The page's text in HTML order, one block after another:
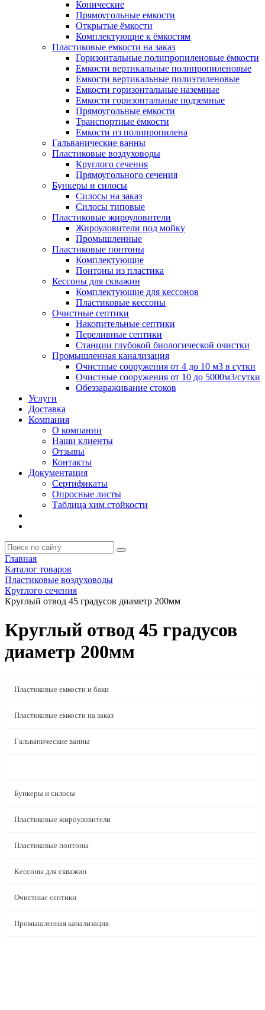
Конические
Прямоугольные емкости
Открытые ёмкости
Комплектующие к ёмкостям
Пластиковые емкости на заказ
Горизонтальные полипропиленовые ёмкости
Емкости вертикальные полипропиленовые
Емкости вертикальные полиэтиленовые
Емкости горизонтальные наземные
Емкости горизонтальные подземные
Прямоугольные емкости
Транспортные ёмкости
Емкости из полипропилена
Гальванические ванны
Пластиковые воздуховоды
Круглого сечения
Прямоугольного сечения
Бункеры и силосы
Силосы на заказ
Силосы типовые
Пластиковые жироуловители
Жироуловители под мойку
Промышленные
Пластиковые понтоны
Комплектующие
Понтоны из пластика
Кессоны для скважин
Комплектующие для кессонов
Пластиковые кессоны
Очистные септики
Накопительные септики
Переливные септики
Станции глубокой биологической очистки
Промышленная канализация
Очистные сооружения от 4 до 10 м3 в сутки
Очистные сооружения от 10 до 5000м3/сутки
Обеззараживание стоков
Услуги
Доставка
Компания
О компании
Наши клиенты
Отзывы
Контакты
Документация
Сертификаты
Опросные листы
Таблица хим.стойкости
Главная
Каталог товаров
Пластиковые воздуховоды
Круглого сечения
Круглый отвод 45 градусов диаметр 200мм
Круглый отвод 45 градусов
диаметр 200мм
Пластиковые емкости и баки
Пластиковые емкости на заказ
Гальванические ванны
Бункеры и силосы
Пластиковые жироуловители
Пластиковые понтоны
Кессоны для скважин
Очистные септики
Промышленная канализация